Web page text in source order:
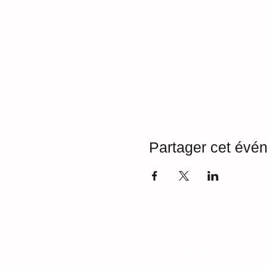
Partager cet